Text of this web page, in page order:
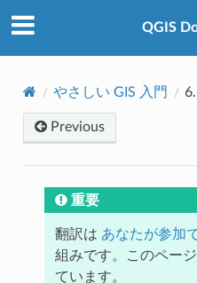
QGIS
やさしい GIS 入門 6.
Previous
重要
翻訳は あなたが参加
組みです。このペー
ています。